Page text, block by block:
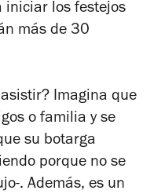
iniciar los festejos
más de 30
Imagina que
o familia y se
su botarga
porque no se
. Además, es un